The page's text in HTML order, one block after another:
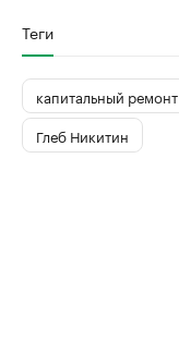
Теги
капитальный ремонт
Глеб Никитин